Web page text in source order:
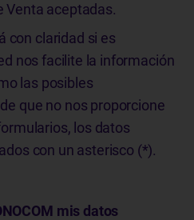
Venta aceptadas.
con claridad si es
nos facilite la información
las posibles
que no nos proporcione
los datos
con un asterisco (*).
mis datos